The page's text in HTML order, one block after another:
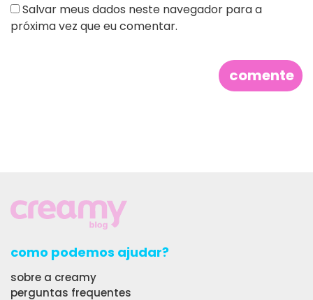
Salvar meus dados neste navegador para a
próxima vez que eu comentar.
como podemos ajudar?
sobre a creamy
perguntas frequentes